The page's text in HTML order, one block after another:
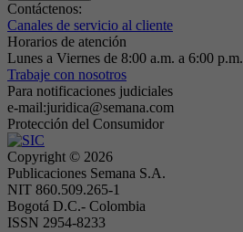
Contáctenos:
Canales de servicio al cliente
Horarios de atención
Lunes a Viernes de 8:00 a.m. a 6:00 p.m.
Trabaje con nosotros
Para notificaciones judiciales
e-mail:juridica@semana.com
Protección del Consumidor
Copyright © 2026
Publicaciones Semana S.A.
NIT 860.509.265-1
Bogotá D.C.- Colombia
ISSN 2954-8233